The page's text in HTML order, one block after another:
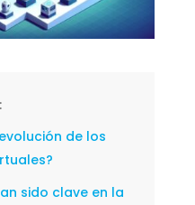
de los
sido clave en la